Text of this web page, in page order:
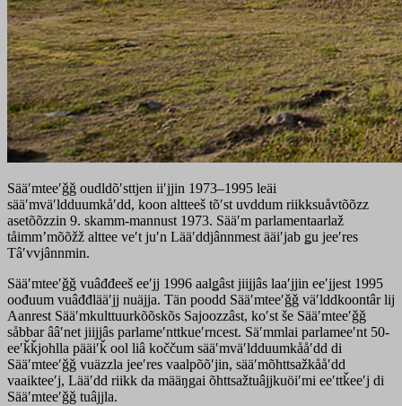
Sääʹmteeʹǧǧ oudldõʹsttjen iiʹjjin 1973–1995 leäi
sääʹmväʹldduumkåʹdd, koon altteeš tõʹst uvddum riikksuåvtõõzz
asetõõzzin 9. skamm-mannust 1973. Sääʹm parlamentaarlaž
tåimmʼmõõžž alttee veʹt juʹn Lääʹddjânnmest ääiʹjab ǥu jeeʹres
Tâʹvvjânnmin.
Sääʹmteeʹǧǧ vuâđđeeš eeʹjj 1996 aalǥâst jiijjâs laaʹjjin eeʹjjest 1995
oođuum vuâđđlääʹjj nuäjja. Tän poodd Sääʹmteeʹǧǧ väʹlddkoontâr lij
Aanrest Sääʹmkulttuurkõõskõs Sajoozzâst, koʹst še Sääʹmteeʹǧǧ
såbbar ââʹnet jiijjâs parlameʹnttkueʹrncest. Säʹmmlai parlameeʹnt 50-
eeʹǩǩjohlla pääiʹǩ ool liâ koččum sääʹmväʹldduumkååʹdd di
Sääʹmteeʹǧǧ vuäzzla jeeʹres vaalpõõʹjin, sääʹmõhttsažkååʹdd
vaaikteeʹj, Lääʹdd riikk da määŋgai õhttsažtuâjjkuöiʹmi eeʹttǩeeʹj di
Sääʹmteeʹǧǧ tuâjjla.